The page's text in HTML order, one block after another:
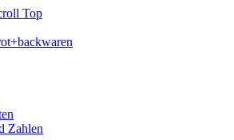
Top
Zahlen